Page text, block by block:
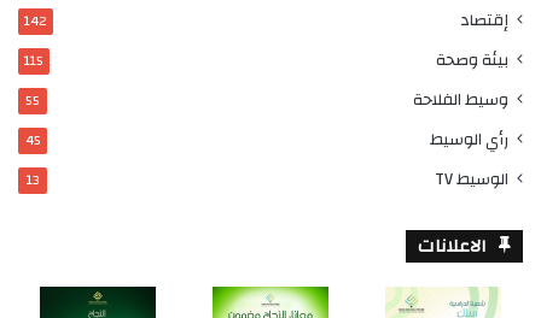
إقتصاد 142
بيئة وصحة 115
وسيط الفلاحة 55
رأي الوسيط 45
الوسيط TV 13
الاعلانات